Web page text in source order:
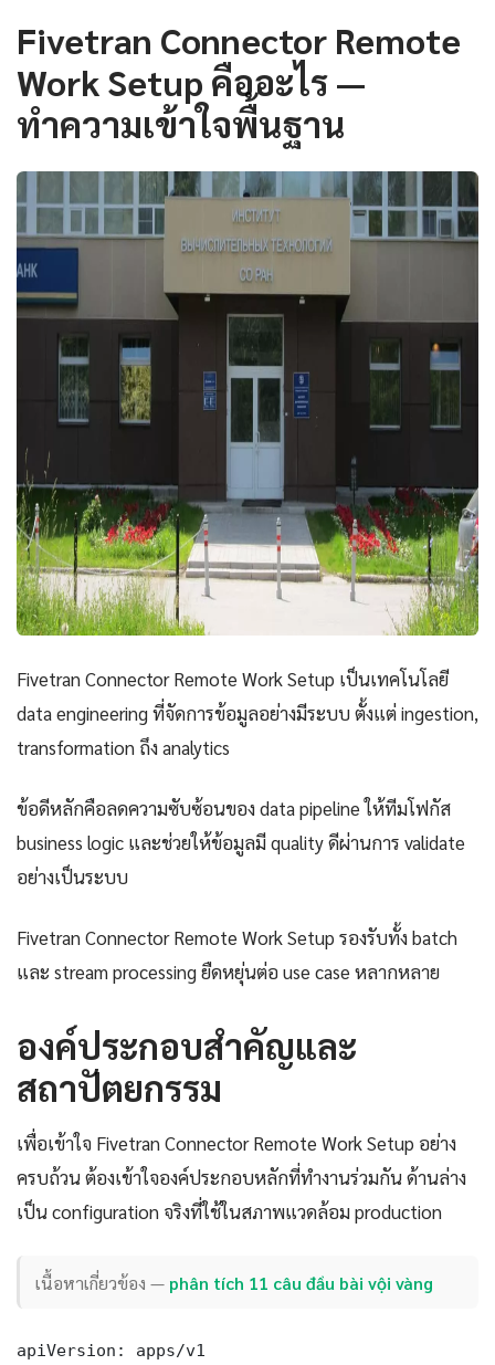
Fivetran Connector Remote
Work Setup คืออะไร —
ทำความเข้าใจพื้นฐาน
Fivetran Connector Remote Work Setup เป็นเทคโนโลยี
data engineering ที่จัดการข้อมูลอย่างมีระบบ ตั้งแต่ ingestion,
transformation ถึง analytics
ข้อดีหลักคือลดความซับซ้อนของ data pipeline ให้ทีมโฟกัส
business logic และช่วยให้ข้อมูลมี quality ดีผ่านการ validate
อย่างเป็นระบบ
Fivetran Connector Remote Work Setup รองรับทั้ง batch
และ stream processing ยืดหยุ่นต่อ use case หลากหลาย
องค์ประกอบสำคัญและ
สถาปัตยกรรม
เพื่อเข้าใจ Fivetran Connector Remote Work Setup อย่าง
ครบถ้วน ต้องเข้าใจองค์ประกอบหลักที่ทำงานร่วมกัน ด้านล่าง
เป็น configuration จริงที่ใช้ในสภาพแวดล้อม production
เนื้อหาเกี่ยวข้อง — phân tích 11 câu đầu bài vội vàng
apiVersion: apps/v1